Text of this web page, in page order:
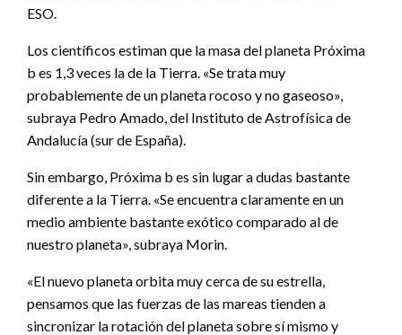
ESO.
Los científicos estiman que la masa del planeta Próxima
b es 1,3 veces la de la Tierra. «Se trata muy
probablemente de un planeta rocoso y no gaseoso»,
subraya Pedro Amado, del Instituto de Astrofísica de
Andalucía (sur de España).
Sin embargo, Próxima b es sin lugar a dudas bastante
diferente a la Tierra. «Se encuentra claramente en un
medio ambiente bastante exótico comparado al de
nuestro planeta», subraya Morin.
«El nuevo planeta orbita muy cerca de su estrella,
pensamos que las fuerzas de las mareas tienden a
sincronizar la rotación del planeta sobre sí mismo y